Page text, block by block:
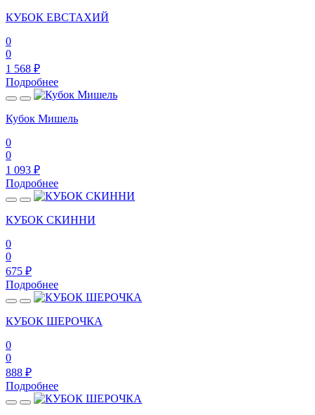
КУБОК ЕВСТАХИЙ
0
0
1 568 ₽
Подробнее
Кубок Мишель
0
0
1 093 ₽
Подробнее
КУБОК СКИННИ
0
0
675 ₽
Подробнее
КУБОК ШЕРОЧКА
0
0
888 ₽
Подробнее